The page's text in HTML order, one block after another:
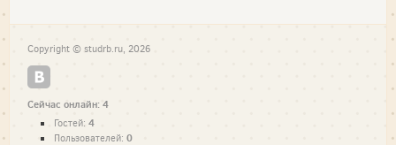
Copyright © studrb.ru, 2026
Сейчас онлайн: 4
Гостей: 4
Пользователей: 0